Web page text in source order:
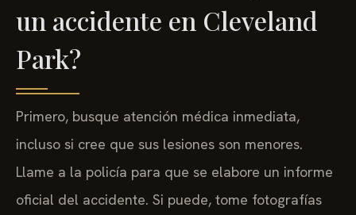
un accidente en Cleveland
Park?
Primero, busque atención médica inmediata,
incluso si cree que sus lesiones son menores.
Llame a la policía para que se elabore un informe
oficial del accidente. Si puede, tome fotografías